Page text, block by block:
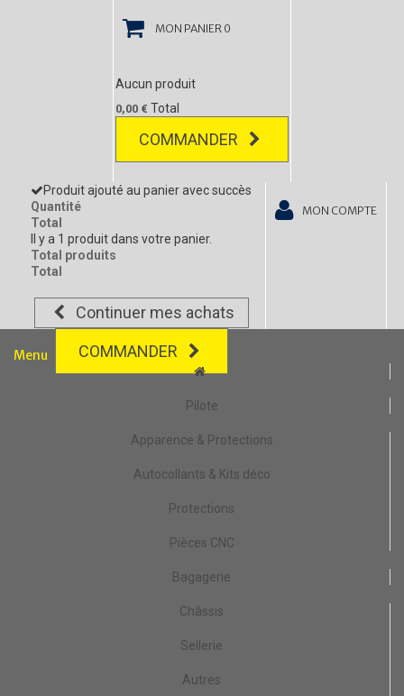
MON PANIER 0
Aucun produit
0,00 € Total
COMMANDER
Produit ajouté au panier avec succès
Quantité
Total
Il y a 1 produit dans votre panier.
Total produits
Total
Continuer mes achats
COMMANDER
MON COMPTE
Menu
Pilote
Apparence & Protections
Autocollants & Kits déco
Protections
Pièces CNC
Bagagerie
Châssis
Sellerie
Autres